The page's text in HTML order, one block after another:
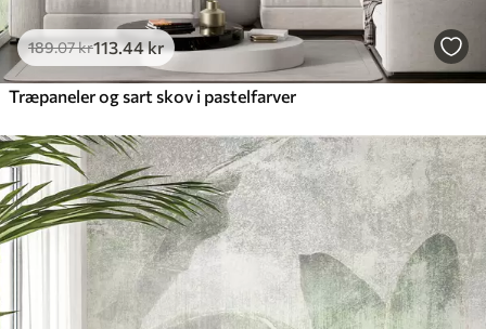
189.07kr113.44kr
Træpaneler og sart skov i pastelfarver